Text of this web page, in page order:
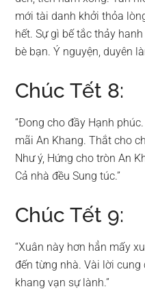
mới tài danh khởi thỏa
hết. Sự gì bế tắc thảy
bè bạn. Ý nguyện, duyên
Chúc Tết 8:
“Đong cho đầy Hạnh
mãi An Khang. Thắt cho
Như ý, Hứng cho tròn An
Cả nhà đều Sung túc.”
Chúc Tết 9:
“Xuân này hơn hẳn mấy
đến từng nhà. Vài lời
khang vạn sự lành.”